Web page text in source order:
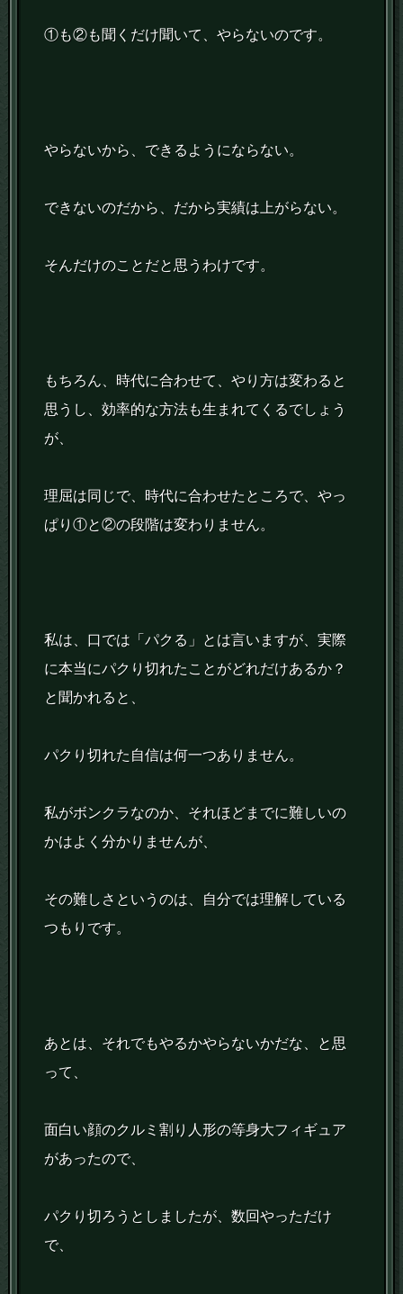
①も②も聞くだけ聞いて、やらないのです。
やらないから、できるようにならない。
できないのだから、だから実績は上がらない。
そんだけのことだと思うわけです。
もちろん、時代に合わせて、やり方は変わると
思うし、効率的な方法も生まれてくるでしょう
が、
理屈は同じで、時代に合わせたところで、やっ
ぱり①と②の段階は変わりません。
私は、口では「パクる」とは言いますが、実際
に本当にパクり切れたことがどれだけあるか？
と聞かれると、
パクり切れた自信は何一つありません。
私がボンクラなのか、それほどまでに難しいの
かはよく分かりませんが、
その難しさというのは、自分では理解している
つもりです。
あとは、それでもやるかやらないかだな、と思
って、
面白い顔のクルミ割り人形の等身大フィギュア
があったので、
パクり切ろうとしましたが、数回やっただけ
で、